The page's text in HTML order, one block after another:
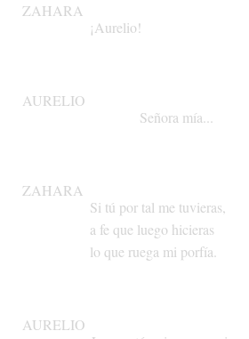
ZAHARA
¡Aurelio!
AURELIO
Señora mía...
ZAHARA
Si tú por tal me tuvieras,
a fe que luego hicieras
lo que ruega mi porfía.
AURELIO